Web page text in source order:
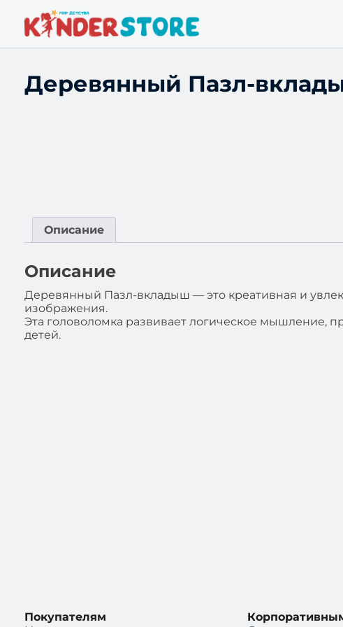
Деревянный Пазл-
Описание
Описание
Деревянный Пазл-вкладыш — это креативная и
изображения.
Эта головоломка развивает логическое мышление,
детей.
Покупателям